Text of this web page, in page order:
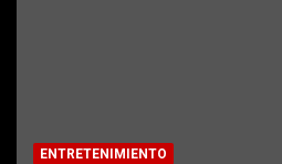
ENTRETENIMIENTO